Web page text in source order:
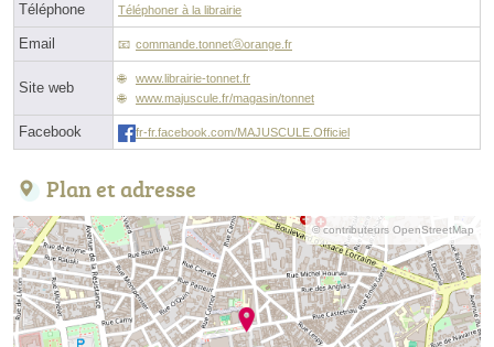
Téléphone Téléphoner à la librairie
Email commande.tonnetⓐorange.fr
Site web
www.librairie-tonnet.fr
www.majuscule.fr/magasin/tonnet
Facebook fr-fr.facebook.com/MAJUSCULE.Officiel
Plan et adresse
© contributeurs OpenStreetMap